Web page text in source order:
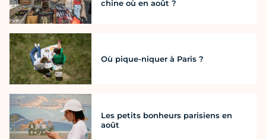
chine où en août ?
Où pique-niquer à Paris ?
Les petits bonheurs parisiens en
août